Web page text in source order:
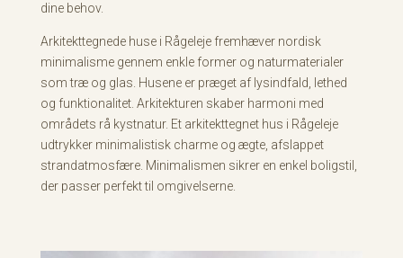
dine behov.
Arkitekttegnede huse i Rågeleje fremhæver nordisk
minimalisme gennem enkle former og naturmaterialer
som træ og glas. Husene er præget af lysindfald, lethed
og funktionalitet. Arkitekturen skaber harmoni med
områdets rå kystnatur. Et arkitekttegnet hus i Rågeleje
udtrykker minimalistisk charme og ægte, afslappet
strandatmosfære. Minimalismen sikrer en enkel boligstil,
der passer perfekt til omgivelserne.